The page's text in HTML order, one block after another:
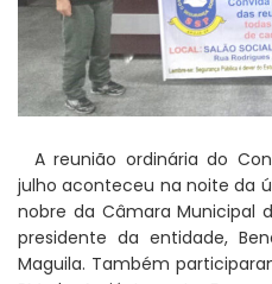
A reunião ordinária do
julho aconteceu na noite da
nobre da Câmara Municipal
presidente da entidade,
Maguila. Também